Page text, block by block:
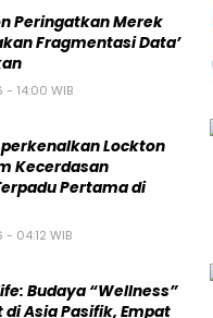
Peringatkan Merek
Fragmentasi Data’
- 14:00 WIB
Lockton
Kecerdasan
Pertama di
04:12 WIB
Budaya “Wellness”
Asia Pasifik, Empat